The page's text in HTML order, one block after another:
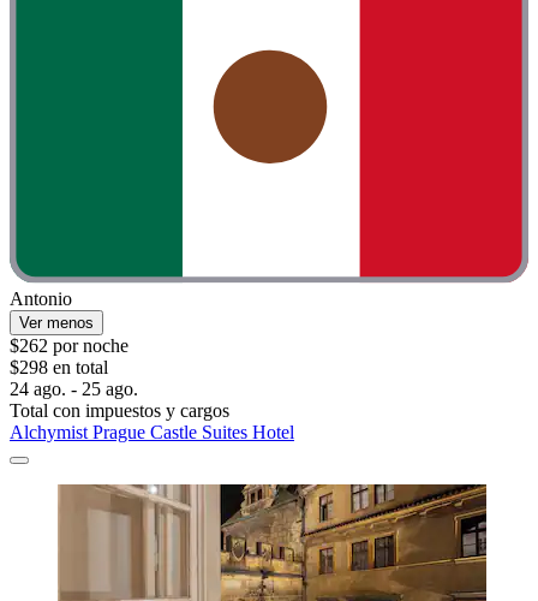
Antonio
Ver menos
$262 por noche
$298 en total
24 ago. - 25 ago.
Total con impuestos y cargos
Alchymist Prague Castle Suites Hotel